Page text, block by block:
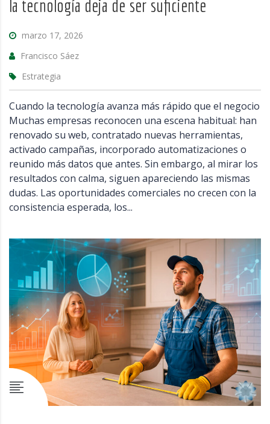
la tecnología deja de ser suficiente
marzo 17, 2026
Francisco Sáez
Estrategia
Cuando la tecnología avanza más rápido que el negocio
Muchas empresas reconocen una escena habitual: han
renovado su web, contratado nuevas herramientas,
activado campañas, incorporado automatizaciones o
reunido más datos que antes. Sin embargo, al mirar los
resultados con calma, siguen apareciendo las mismas
dudas. Las oportunidades comerciales no crecen con la
consistencia esperada, los...